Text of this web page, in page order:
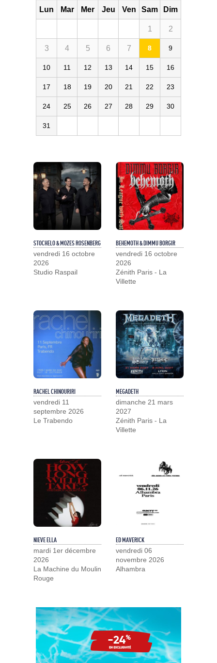
Lun Mar Mer Jeu Ven Sam Dim
1 2
3 4 5 6 7 8 9
10 11 12 13 14 15 16
17 18 19 20 21 22 23
24 25 26 27 28 29 30
31
STOCHELO & MOZES ROSENBERG
vendredi 16 octobre
2026
Studio Raspail
BEHEMOTH & DIMMU BORGIR
vendredi 16 octobre
2026
Zénith Paris - La
Villette
RACHEL CHINOURIRI
vendredi 11
septembre 2026
Le Trabendo
MEGADETH
dimanche 21 mars
2027
Zénith Paris - La
Villette
NIEVE ELLA
mardi 1er décembre
2026
La Machine du Moulin
Rouge
ED MAVERICK
vendredi 06
novembre 2026
Alhambra